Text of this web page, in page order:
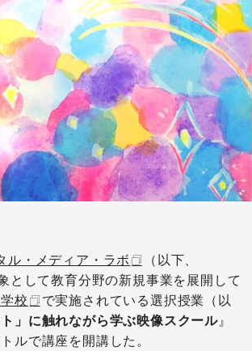
ル・メディア・ラボ
（以下、
として教育分野の新規事業を展開して
校
で実施されている選択授業（以
ト」に触れながら学ぶ映像スクール 』
ルで講座を開講した。